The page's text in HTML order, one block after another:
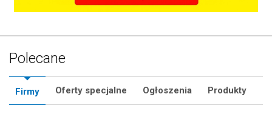
Polecane
Firmy Oferty specjalne Ogłoszenia Produkty